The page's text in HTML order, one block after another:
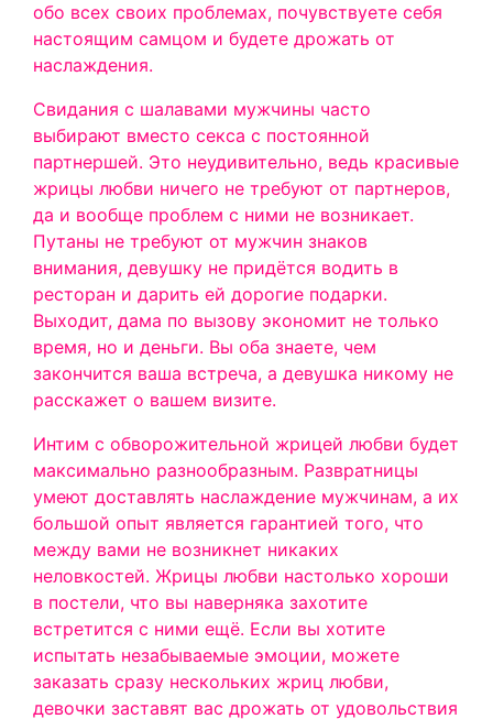
обо всех своих проблемах, почувствуете себя
настоящим самцом и будете дрожать от
наслаждения.
Свидания с шалавами мужчины часто
выбирают вместо секса с постоянной
партнершей. Это неудивительно, ведь красивые
жрицы любви ничего не требуют от партнеров,
да и вообще проблем с ними не возникает.
Путаны не требуют от мужчин знаков
внимания, девушку не придётся водить в
ресторан и дарить ей дорогие подарки.
Выходит, дама по вызову экономит не только
время, но и деньги. Вы оба знаете, чем
закончится ваша встреча, а девушка никому не
расскажет о вашем визите.
Интим с обворожительной жрицей любви будет
максимально разнообразным. Развратницы
умеют доставлять наслаждение мужчинам, а их
большой опыт является гарантией того, что
между вами не возникнет никаких
неловкостей. Жрицы любви настолько хороши
в постели, что вы наверняка захотите
встретится с ними ещё. Если вы хотите
испытать незабываемые эмоции, можете
заказать сразу нескольких жриц любви,
девочки заставят вас дрожать от удовольствия